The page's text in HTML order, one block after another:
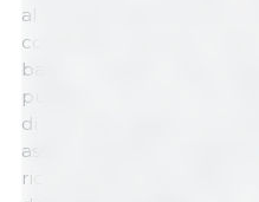
al di sopra dell’America;
continuano ad avere
bassi. In questo mese di
pubblico che Vion
di suini del paese) ha
asset industriali
riconversione del settore